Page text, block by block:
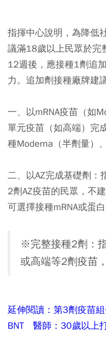
指揮中心說明，為降低
議滿18歲以上民眾於完
12週後，應接種1劑追
力。追加劑接種廠牌建
一、以mRNA疫苗（如
單元疫苗（如高端）完
種Moderna（半劑量）
二、以AZ完成基礎劑：
2劑AZ疫苗的民眾，不
可選擇接種mRNA或蛋
※完整接種2劑：
或高端等2劑疫苗
延伸閱讀：第3劑疫苗
BNT 醫師：30歲以上